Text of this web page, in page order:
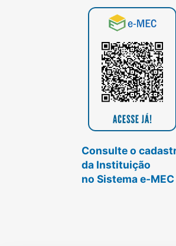
Consulte o
da Instituição
no Sistema e-MEC